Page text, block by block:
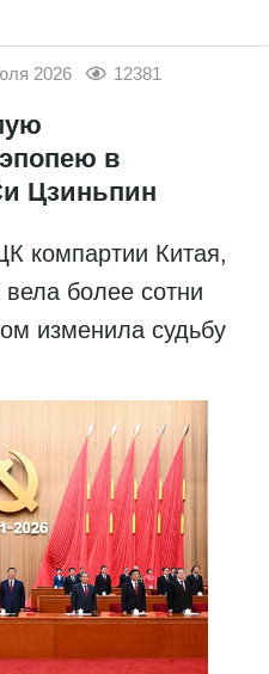
2026 12381
в
Цзиньпин
компартии Китая,
более сотни
изменила судьбу